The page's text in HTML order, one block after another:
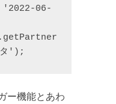
06-
タ');
ー機能とあわ